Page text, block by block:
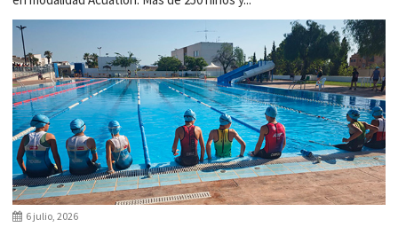
6 julio, 2026